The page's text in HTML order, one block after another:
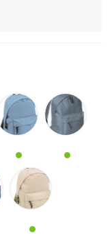
Azul
claro
GRIS
BEIG